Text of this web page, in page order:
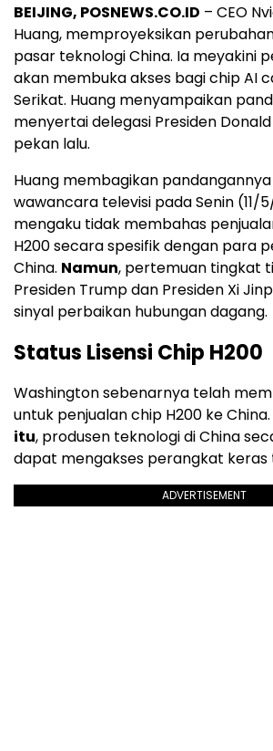
BEIJING, POSNEWS.CO.ID – CEO
Huang, memproyeksikan
pasar teknologi China. Ia meyakini
akan membuka akses bagi chip AI
Serikat. Huang menyampaikan
menyertai delegasi Presiden
pekan lalu.
Huang membagikan
wawancara televisi pada Senin (11/
mengaku tidak membahas
H200 secara spesifik dengan para
China. Namun, pertemuan tingkat
Presiden Trump dan Presiden Xi
sinyal perbaikan hubungan dagang.
Status Lisensi Chip H200
Washington sebenarnya telah
untuk penjualan chip H200 ke China.
itu, produsen teknologi di China
dapat mengakses perangkat keras
ADVERTISEMENT